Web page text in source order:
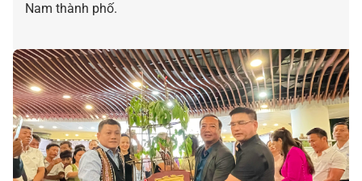
Nam thành phố.